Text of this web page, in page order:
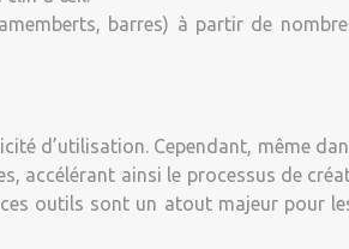
barres) à partir de
d’utilisation. Cependant, même
accélérant ainsi le processus de
outils sont un atout majeur pour